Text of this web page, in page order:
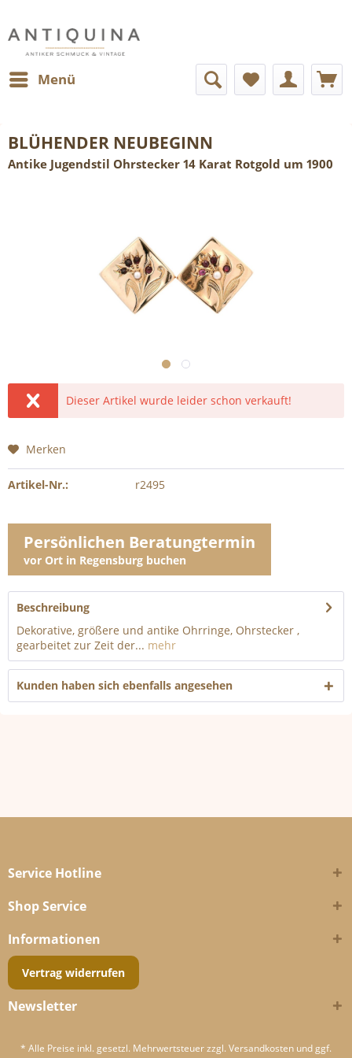
Menü
BLÜHENDER NEUBEGINN
Antike Jugendstil Ohrstecker 14 Karat Rotgold um 1900
Dieser Artikel wurde leider schon verkauft!
Merken
Artikel-Nr.: r2495
Persönlichen Beratungtermin
vor Ort in Regensburg buchen
Beschreibung
Dekorative, größere und antike Ohrringe, Ohrstecker ,
gearbeitet zur Zeit der... mehr
Kunden haben sich ebenfalls angesehen
Service Hotline
Shop Service
Informationen
Vertrag widerrufen
Newsletter
* Alle Preise inkl. gesetzl. Mehrwertsteuer zzgl. Versandkosten und ggf.